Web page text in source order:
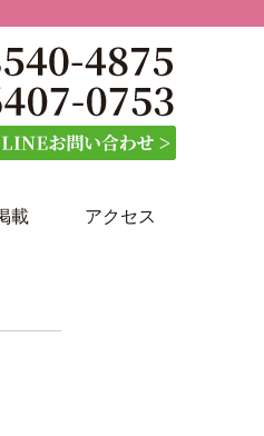
載 アクセス